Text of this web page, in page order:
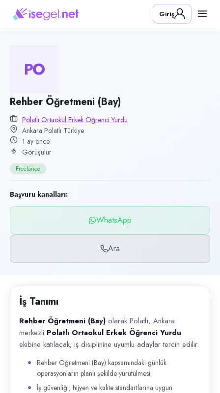
Pozisyon
Rehber Öğretmeni (Bay)
Kategori
Konum
Polatlı, Ankara
Çalışma şekli
Freelance · Ofis
Yayın tarihi
11 Haziran 2026
Son geçerlilik
23 Eylül 2026
WhatsApp, Telefon
İlan açıklaması
Giriş
PO
Rehber Öğretmeni (Bay)
Polatlı Ortaokul Erkek Öğrenci Yurdu
Ankara Polatlı Türkiye
1 ay önce
Görüşülür
Freelance
Başvuru kanalları:
WhatsApp
Ara
İş Tanımı
Rehber Öğretmeni (Bay) olarak Polatlı, Ankara
merkezli Polatlı Ortaokul Erkek Öğrenci Yurdu
ekibine katılacak; iş disiplinine uyumlu adaylar tercih edilir.
Rehber Öğretmeni (Bay) kapsamındaki günlük
operasyonların planlı şekilde yürütülmesi
İş güvenliği, hijyen ve kalite standartlarına uygun